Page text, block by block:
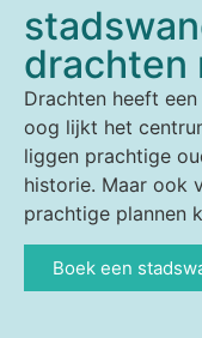
drachten
Drachten heeft
oog lijkt het
liggen prachtige
historie. Maar ook
prachtige plannen
Boek een